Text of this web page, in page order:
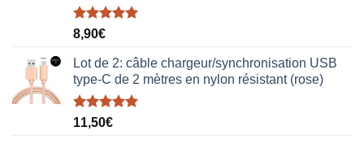
Note5.00
8,90€
Lot de 2: câble chargeur/synchronisation USB
type-C de 2 mètres en nylon résistant (rose)
Note5.00
11,50€